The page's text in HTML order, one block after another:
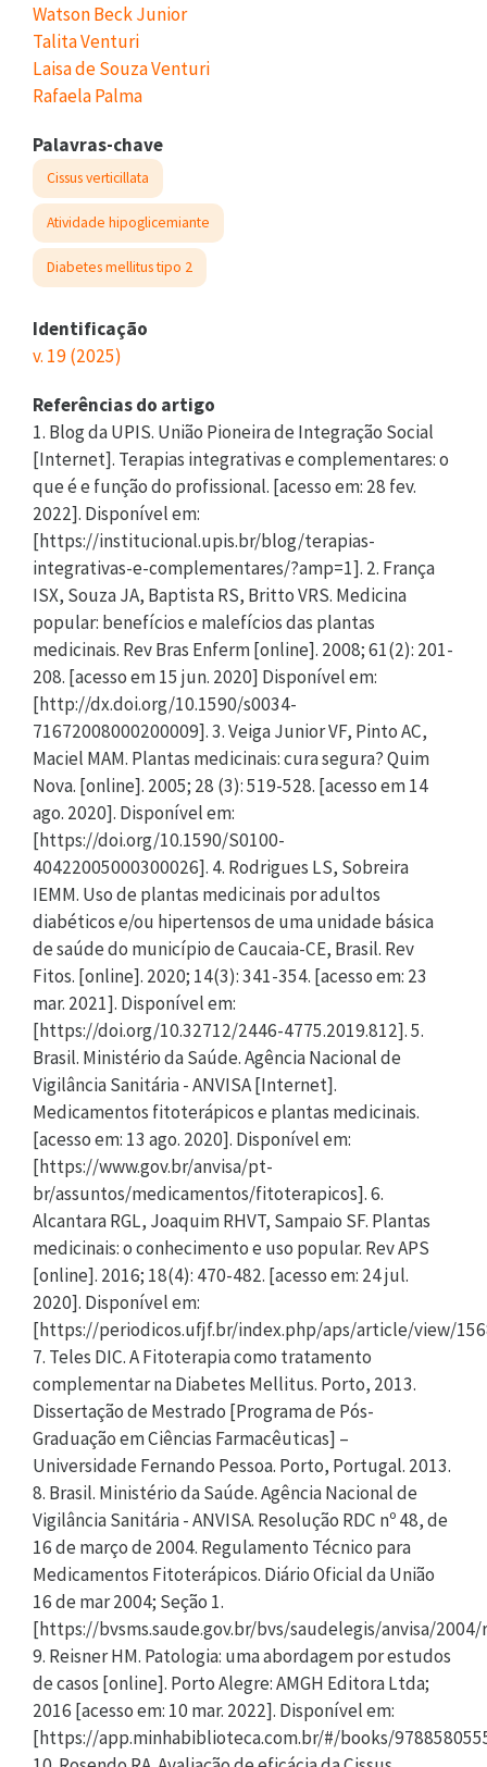
Watson Beck Junior
Talita Venturi
Laisa de Souza Venturi
Rafaela Palma
Palavras-chave
Cissus verticillata
Atividade hipoglicemiante
Diabetes mellitus tipo 2
Identificação
v. 19 (2025)
Referências do artigo
1. Blog da UPIS. União Pioneira de Integração Social
[Internet]. Terapias integrativas e complementares: o
que é e função do profissional. [acesso em: 28 fev.
2022]. Disponível em:
[https://institucional.upis.br/blog/terapias-
integrativas-e-complementares/?amp=1]. 2. França
ISX, Souza JA, Baptista RS, Britto VRS. Medicina
popular: benefícios e malefícios das plantas
medicinais. Rev Bras Enferm [online]. 2008; 61(2): 201-
208. [acesso em 15 jun. 2020] Disponível em:
[http://dx.doi.org/10.1590/s0034-
71672008000200009]. 3. Veiga Junior VF, Pinto AC,
Maciel MAM. Plantas medicinais: cura segura? Quim
Nova. [online]. 2005; 28 (3): 519-528. [acesso em 14
ago. 2020]. Disponível em:
[https://doi.org/10.1590/S0100-
40422005000300026]. 4. Rodrigues LS, Sobreira
IEMM. Uso de plantas medicinais por adultos
diabéticos e/ou hipertensos de uma unidade básica
de saúde do município de Caucaia-CE, Brasil. Rev
Fitos. [online]. 2020; 14(3): 341-354. [acesso em: 23
mar. 2021]. Disponível em:
[https://doi.org/10.32712/2446-4775.2019.812]. 5.
Brasil. Ministério da Saúde. Agência Nacional de
Vigilância Sanitária - ANVISA [Internet].
Medicamentos fitoterápicos e plantas medicinais.
[acesso em: 13 ago. 2020]. Disponível em:
[https://www.gov.br/anvisa/pt-
br/assuntos/medicamentos/fitoterapicos]. 6.
Alcantara RGL, Joaquim RHVT, Sampaio SF. Plantas
medicinais: o conhecimento e uso popular. Rev APS
[online]. 2016; 18(4): 470-482. [acesso em: 24 jul.
2020]. Disponível em:
[https://periodicos.ufjf.br/index.php/aps/article/view/
7. Teles DIC. A Fitoterapia como tratamento
complementar na Diabetes Mellitus. Porto, 2013.
Dissertação de Mestrado [Programa de Pós-
Graduação em Ciências Farmacêuticas] –
Universidade Fernando Pessoa. Porto, Portugal. 2013.
8. Brasil. Ministério da Saúde. Agência Nacional de
Vigilância Sanitária - ANVISA. Resolução RDC nº 48, de
16 de março de 2004. Regulamento Técnico para
Medicamentos Fitoterápicos. Diário Oficial da União
16 de mar 2004; Seção 1.
[https://bvsms.saude.gov.br/bvs/saudelegis/anvisa/
9. Reisner HM. Patologia: uma abordagem por estudos
de casos [online]. Porto Alegre: AMGH Editora Ltda;
2016 [acesso em: 10 mar. 2022]. Disponível em:
[https://app.minhabiblioteca.com.br/#/books/